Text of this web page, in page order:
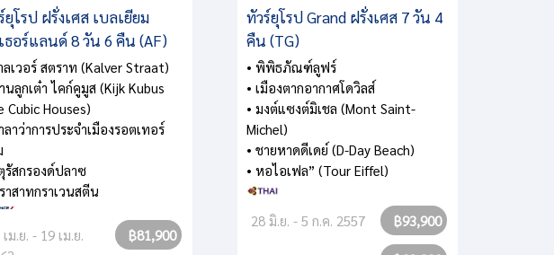
ยุโรป ฝรั่งเศส เบลเยียม
ธอร์แลนด์ 8 วัน 6 คืน (AF)
ลเวอร์ สตราท (Kalver Straat)
นลูกเต๋า ไคก์คูมูส (Kijk Kubus
Cubic Houses)
ลาว่าการประจำเมืองรอตเทอร์
รัสกรองด์ปลาซ
าสาทกราเวนสตีน
เม.ย. - 19 เม.ย.
฿81,900
ทัวร์ยุโรป Grand ฝรั่งเศส 7 วัน 4
คืน (TG)
• พิพิธภัณฑ์ลูฟร์
• เมืองตากอากาศโดวิลส์
• มงต์แซงต์มิเชล (Mont Saint-
Michel)
• ชายหาดดีเดย์ (D-Day Beach)
• หอไอเฟล” (Tour Eiffel)
28 มิ.ย. - 5 ก.ค. 2557 ฿93,900